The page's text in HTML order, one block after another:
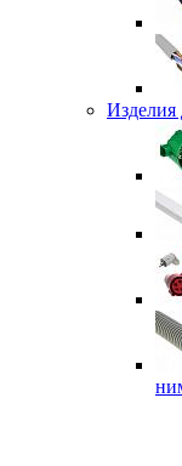
Изделия